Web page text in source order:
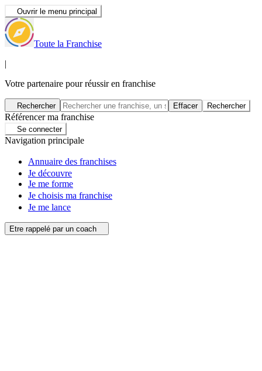
Ouvrir le menu principal
Toute la Franchise
|
Votre partenaire pour réussir en franchise
Rechercher Effacer Rechercher
Référencer ma franchise
Se connecter
Navigation principale
Annuaire des franchises
Je découvre
Je me forme
Je choisis ma franchise
Je me lance
Etre rappelé par un coach